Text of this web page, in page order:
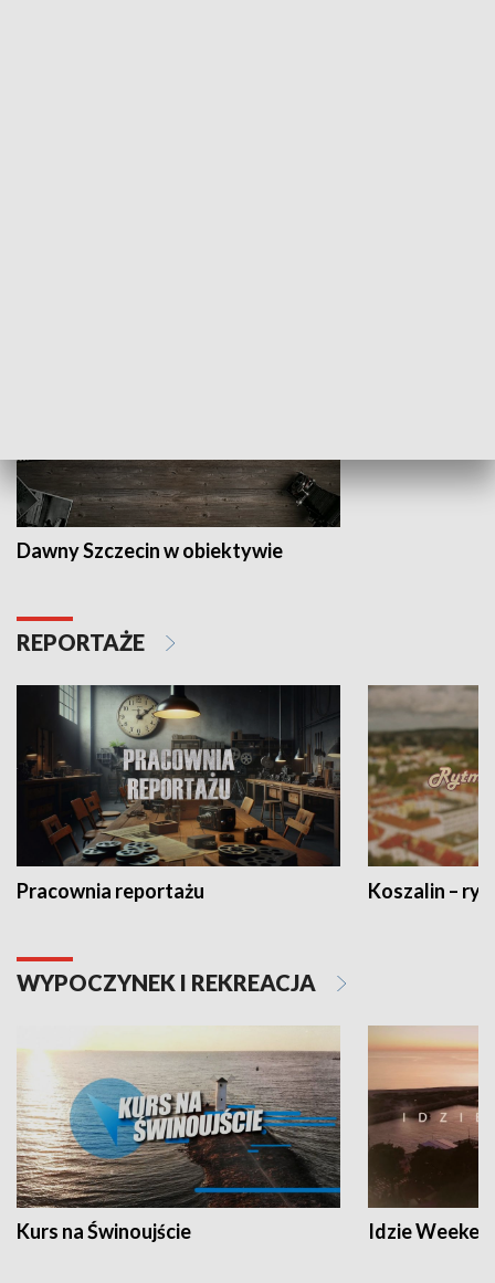
Dawny Szczecin w obiektywie
REPORTAŻE
Pracownia reportażu Koszalin –
WYPOCZYNEK I REKREACJA
Kurs na Świnoujście Idzie